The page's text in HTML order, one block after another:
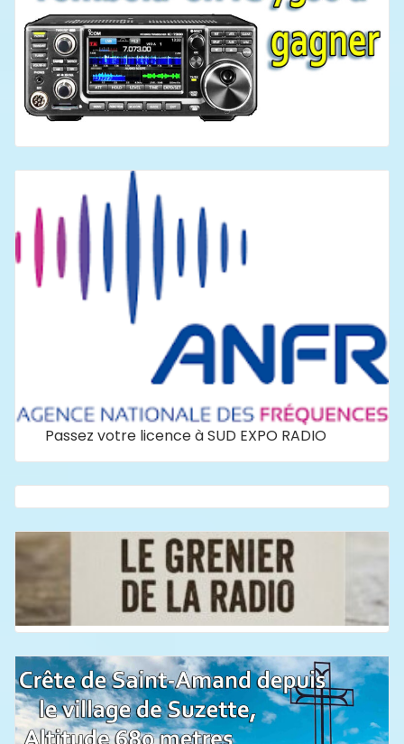
Passez votre licence à SUD EXPO RADIO